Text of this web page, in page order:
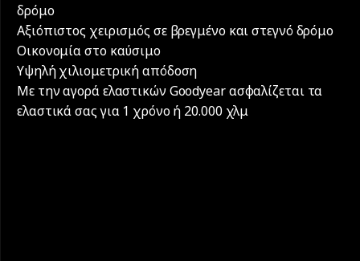
δρόμο
Αξιόπιστος χειρισμός σε βρεγμένο και στεγνό δρόμο
Οικονομία στο καύσιμο
Υψηλή χιλιομετρική απόδοση
Με την αγορά ελαστικών Goodyear ασφαλίζεται τα
ελαστικά σας για 1 χρόνο ή 20.000 χλμ